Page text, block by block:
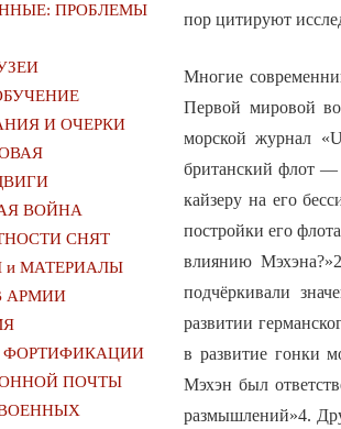
пор цитируют
Многие
Первой мировой
морской журнал
британский флот —
кайзеру на его
постройки его
влиянию
подчёркивали
развитии
в развитие гонки
Мэхэн был
размышлений»4.
ПРОБЛЕМЫ
И ОЧЕРКИ
ВОЙНА
СНЯТ
МАТЕРИАЛЫ
АРМИИ
ФОРТИФИКАЦИИ
ПОЧТЫ